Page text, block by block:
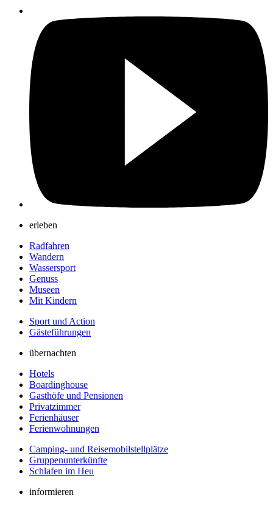
erleben
Radfahren
Wandern
Wassersport
Genuss
Museen
Mit Kindern
Sport und Action
Gästeführungen
übernachten
Hotels
Boardinghouse
Gasthöfe und Pensionen
Privatzimmer
Ferienhäuser
Ferienwohnungen
Camping- und Reisemobilstellplätze
Gruppenunterkünfte
Schlafen im Heu
informieren